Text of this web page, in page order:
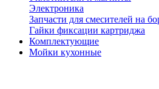
Электроника
Запчасти для смесителей на
Гайки фиксации картриджа
Комплектующие
Мойки кухонные